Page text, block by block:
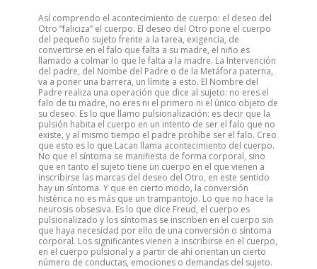
Así comprendo el acontecimiento de cuerpo: el deseo del
Otro “faliciza” el cuerpo. El deseo del Otro pone el cuerpo
del pequeño sujeto frente a la tarea, exigencia, de
convertirse en el falo que falta a su madre, el niño es
llamado a colmar lo que le falta a la madre. La Intervención
del padre, del Nombe del Padre o de la Metáfora paterna,
va a poner una barrera, un límite a esto. El Nombre del
Padre realiza una operación que dice al sujeto: no eres el
falo de tu madre, no eres ni el primero ni el único objeto de
su deseo. Es lo que llamo pulsionalización: es decir que la
pulsión habita el cuerpo en un intento de ser el falo que no
existe, y al mismo tiempo el padre prohíbe ser el falo. Creo
que esto es lo que Lacan llama acontecimiento del cuerpo.
No que el síntoma se manifiesta de forma corporal, sino
que en tanto el sujeto tiene un cuerpo en el que vienen a
inscribirse las marcas del deseo del Otro, en este sentido
hay un síntoma. Y que en cierto modo, la conversión
histérica no es más que un trampantojo. Lo que no hace la
neurosis obsesiva. Es lo que dice Freud, el cuerpo es
pulsionalizado y los síntomas se inscriben en el cuerpo sin
que haya necesidad por ello de una conversión o síntoma
corporal. Los significantes vienen a inscribirse en el cuerpo,
en el cuerpo pulsional y a partir de ahí orientan un cierto
número de conductas, emociones o demandas del sujeto.